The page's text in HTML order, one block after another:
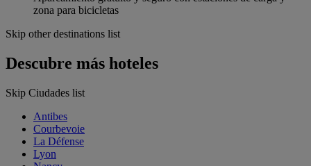
zona para bicicletas
Skip other destinations list
Descubre más hoteles
Skip Ciudades list
Antibes
Courbevoie
La Défense
Lyon